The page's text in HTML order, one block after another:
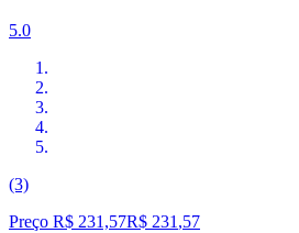
5.0
(3)
Preço R$ 231,57R$ 231 ,57